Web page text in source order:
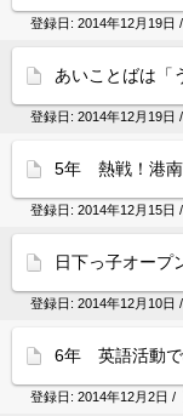
登録日: 2014年12月19日
あいことばは「
登録日: 2014年12月19日
5年 熱戦！港南
登録日: 2014年12月15日
日下っ子オープ
登録日: 2014年12月10日
6年 英語活動で
登録日: 2014年12月2日 /